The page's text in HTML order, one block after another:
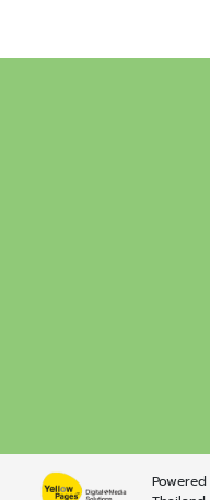
Powered